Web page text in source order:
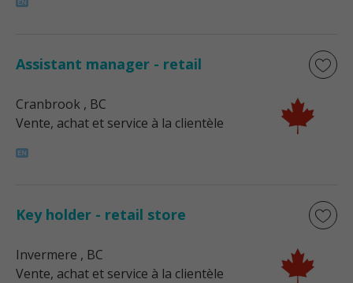
Assistant manager - retail
Cranbrook , BC
Vente, achat et service à la clientèle
Key holder - retail store
Invermere , BC
Vente, achat et service à la clientèle